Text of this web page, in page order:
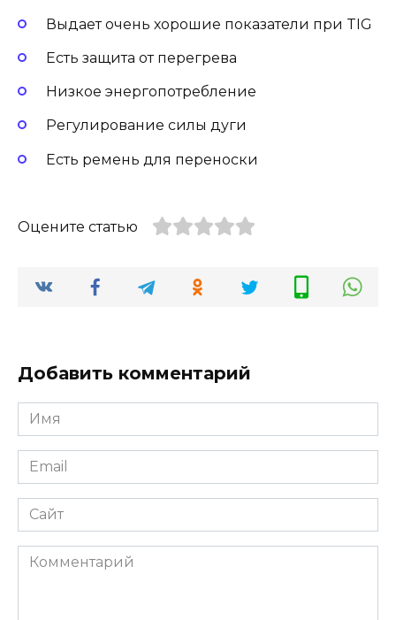
Выдает очень хорошие показатели при TIG
Есть защита от перегрева
Низкое энергопотребление
Регулирование силы дуги
Есть ремень для переноски
Оцените статью
Добавить комментарий
Имя
Email
Сайт
Комментарий